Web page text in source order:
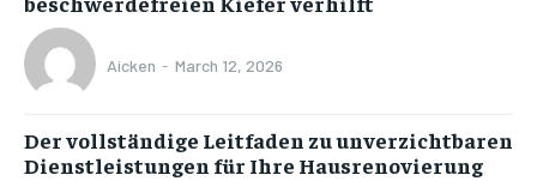
Aicken - March 12, 2026
Der vollständige Leitfaden zu unverzichtbaren
Dienstleistungen für Ihre Hausrenovierung